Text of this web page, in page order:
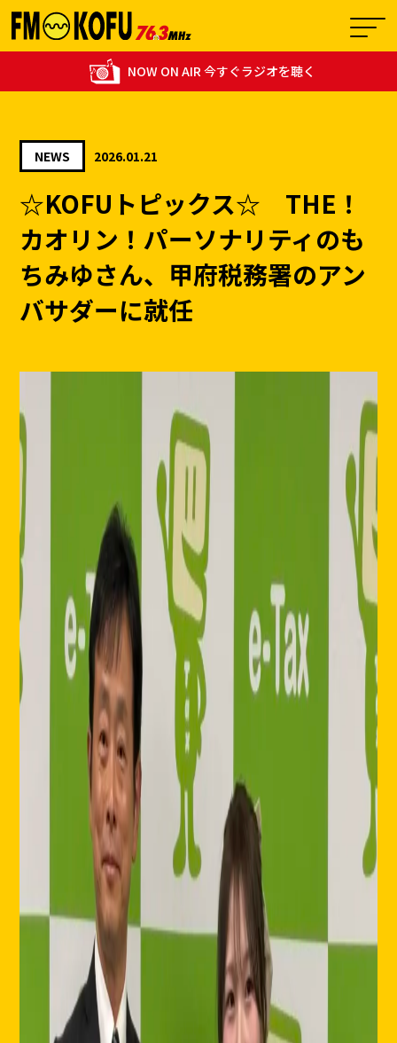
15:25 - 15:30
快適生活ラジオショッピング
NOW ON AIR 今すぐラジオを聴く
NEWS 2026.01.21
☆KOFUトピックス☆ THE！
カオリン！パーソナリティのも
ちみゆさん、甲府税務署のアン
バサダーに就任